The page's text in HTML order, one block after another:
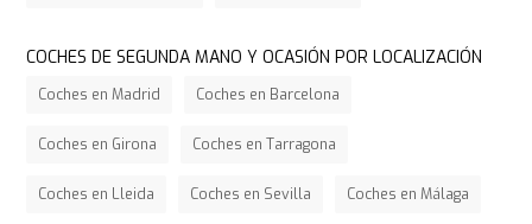
COCHES DE SEGUNDA MANO Y OCASIÓN POR LOCALIZACIÓN
Coches en Madrid Coches en Barcelona
Coches en Girona Coches en Tarragona
Coches en Lleida Coches en Sevilla Coches en Málaga